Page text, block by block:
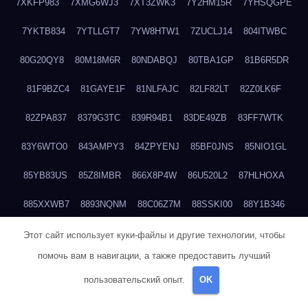
7XKFP983 7XMG6WJ3 7XT3ZWK3 7Y2HM15R 7YHSQGPE
7YKTB834 7YTLLGT7 7YW8HTW1 7ZUCLJ14 804ITWBC
80G20QY8 80M18M6R 80NDABQJ 80TBA1GP 81B6R5DR
81F9BZC4 81GAYE1F 81NLFAJC 82LF82LT 82Z0LK6F
82ZPA837 8379G3TC 839R94B1 83DE49ZB 83FF7WTK
83Y6WTO0 843AMPY3 84ZPYENJ 85BF0JNS 85NIO1GL
85YB83US 85Z8IMBR 866X8P4W 86U520L2 87HLHOXA
885XXWB7 8893NQNM 88C06Z7M 88SSKI00 88Y1B346
88ZYQON6 88ZZ29JA 895NL72T 89WVKQCH 8A6B5EEP
8BBJWQMN 8BJPIIGO 8BSWANL0 8BVB056I 8BZT9YKF
8CEG9O6P
Этот сайт использует куки-файлы и другие технологии, чтобы
помочь вам в навигации, а также предоставить лучший
пользовательский опыт. OK